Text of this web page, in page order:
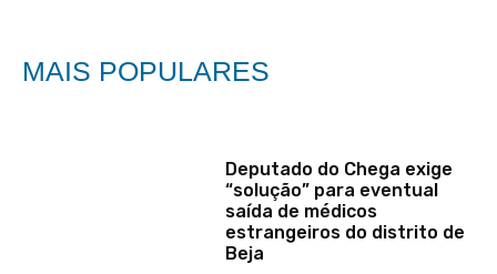
MAIS POPULARES
Deputado do Chega exige
“solução” para eventual
saída de médicos
estrangeiros do distrito de
Beja